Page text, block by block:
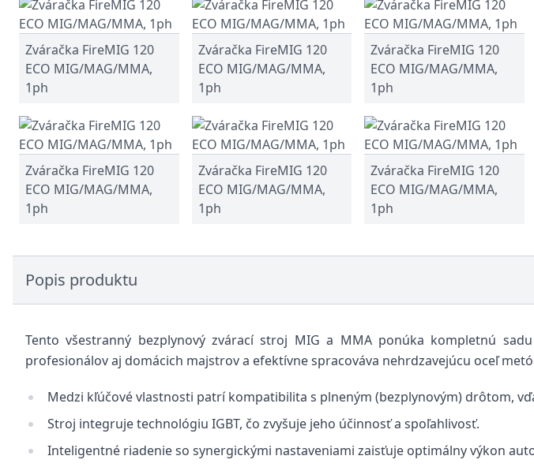
Zváračka FireMIG 120
ECO MIG/MAG/MMA,
1ph
Zváračka FireMIG 120
ECO MIG/MAG/MMA,
1ph
Zváračka FireMIG 120
ECO MIG/MAG/MMA,
1ph
Zváračka FireMIG 120
ECO MIG/MAG/MMA,
1ph
Zváračka FireMIG 120
ECO MIG/MAG/MMA,
1ph
Zváračka FireMIG 120
ECO MIG/MAG/MMA,
1ph
Popis produktu
Tento všestranný bezplynový zvárací stroj MIG a MMA ponúka kompletnú
profesionálov aj domácich majstrov a efektívne spracováva nehrdzavejúcu oceľ
Medzi kľúčové vlastnosti patrí kompatibilita s plneným (bezplynovým) drôtom,
Stroj integruje technológiu IGBT, čo zvyšuje jeho účinnosť a spoľahlivosť.
Inteligentné riadenie so synergickými nastaveniami zaisťuje optimálny výkon